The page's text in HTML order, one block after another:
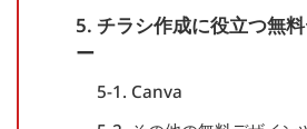
5. チラシ作成に役立つ無
ー
5-1. Canva